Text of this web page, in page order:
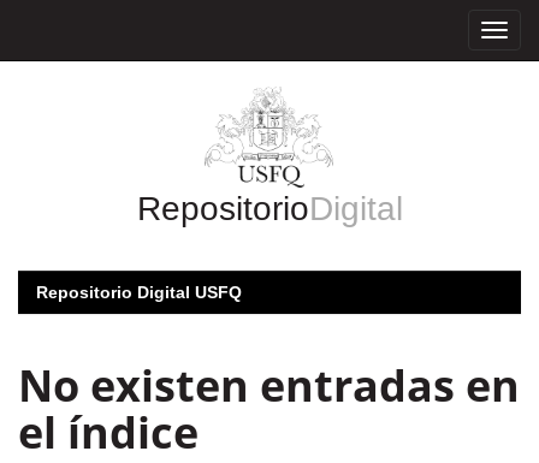
RepositorioDigital
Repositorio Digital USFQ
No existen entradas en
el índice